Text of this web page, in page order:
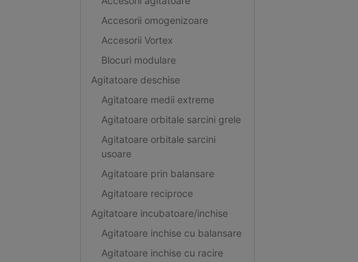
Accesorii omogenizoare
Accesorii Vortex
Blocuri modulare
Agitatoare deschise
Agitatoare medii extreme
Agitatoare orbitale sarcini grele
Agitatoare orbitale sarcini
usoare
Agitatoare prin balansare
Agitatoare reciproce
Agitatoare incubatoare/inchise
Agitatoare inchise cu balansare
Agitatoare inchise cu racire